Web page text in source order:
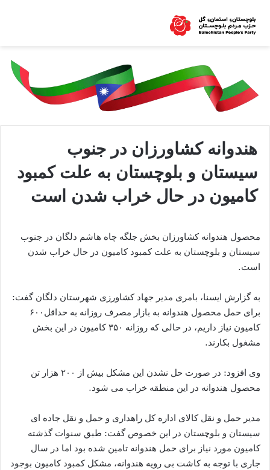
هندوانه کشاورزان در جنوب
سیستان و بلوچستان به علت کمبود
کامیون در حال خراب شدن است
محصول هندوانه کشاورزان بخش جلگه چاه هاشم دلگان در جنوب
سیستان و بلوچستان به علت کمبود کامیون در حال خراب شدن
است.
به گزارش ایسنا، بامری مدیر جهاد کشاورزی شهرستان دلگان گفت:
برای حمل محصول هندوانه به بازار مصرف روزانه به حداقل۶۰۰
کامیون نیاز داریم، در حالی که روزانه ۳۵۰ کامیون در این بخش
مشغول بکارند.
وی افزود: در صورت حل نشدن این مشکل بیش از ۲۰۰ هزار تن
محصول هندوانه در این منطقه خراب می شود.
مدیر حمل و نقل کالای اداره کل راهداری و حمل و نقل جاده ای
سیستان و بلوچستان در این خصوص گفت: طبق سنوات گذشته
کامیون مورد نیاز برای حمل هندوانه تامین شده بود اما در سال
جاری با توجه به کاشت بی رویه هندوانه، مشکل کمبود کامیون بوجود